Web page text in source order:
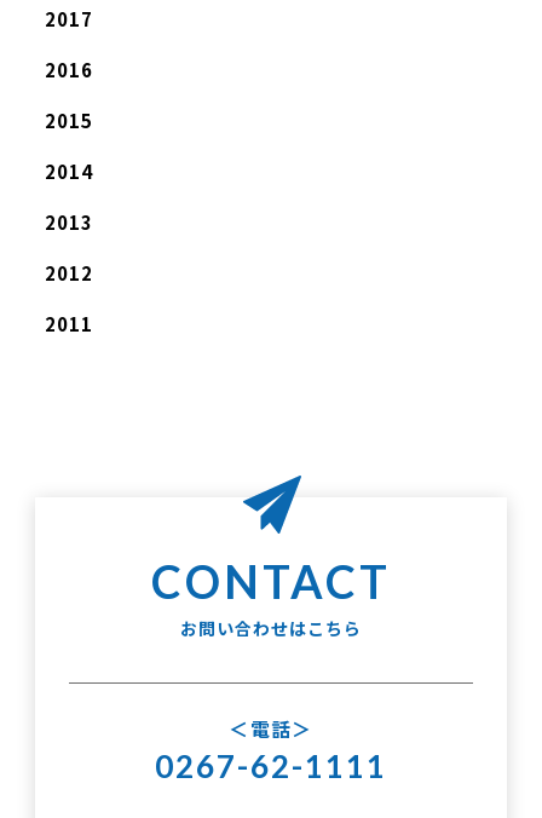
2017
2016
2015
2014
2013
2012
2011
お問い合わせはこちら
電話
0267-62-1111